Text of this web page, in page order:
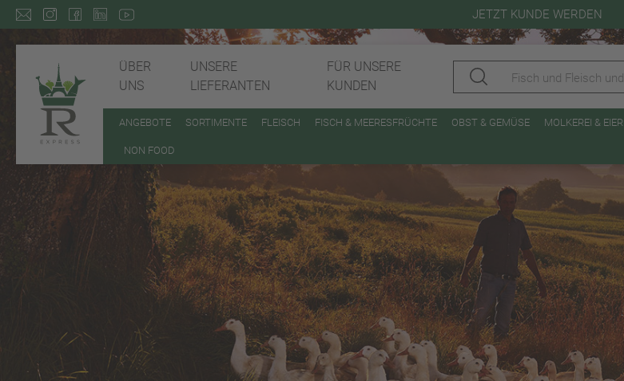
JETZT KUNDE WERDEN
ÜBER
UNS
UNSERE
LIEFERANTEN
FÜR UNSERE
KUNDEN
ANGEBOTE SORTIMENTE FLEISCH FISCH & MEERESFRÜCHTE OBST & GEMÜSE MOLKEREI & EIER
NON FOOD